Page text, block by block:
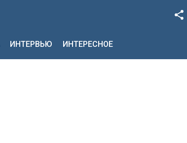
Google+
ИНТЕРВЬЮ ИНТЕРЕСНОЕ